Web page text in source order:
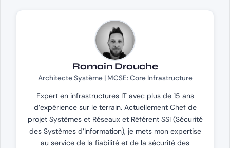
Romain Drouche
Architecte Système | MCSE: Core Infrastructure
Expert en infrastructures IT avec plus de 15 ans
d’expérience sur le terrain. Actuellement Chef de
projet Systèmes et Réseaux et Référent SSI (Sécurité
des Systèmes d’Information), je mets mon expertise
au service de la fiabilité et de la sécurité des